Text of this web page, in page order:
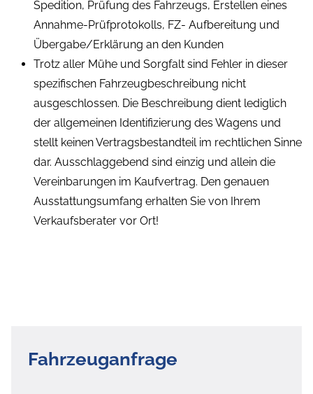
Spedition, Prüfung des Fahrzeugs, Erstellen eines
Annahme-Prüfprotokolls, FZ- Aufbereitung und
Übergabe/Erklärung an den Kunden
Trotz aller Mühe und Sorgfalt sind Fehler in dieser
spezifischen Fahrzeugbeschreibung nicht
ausgeschlossen. Die Beschreibung dient lediglich
der allgemeinen Identifizierung des Wagens und
stellt keinen Vertragsbestandteil im rechtlichen Sinne
dar. Ausschlaggebend sind einzig und allein die
Vereinbarungen im Kaufvertrag. Den genauen
Ausstattungsumfang erhalten Sie von Ihrem
Verkaufsberater vor Ort!
Fahrzeuganfrage